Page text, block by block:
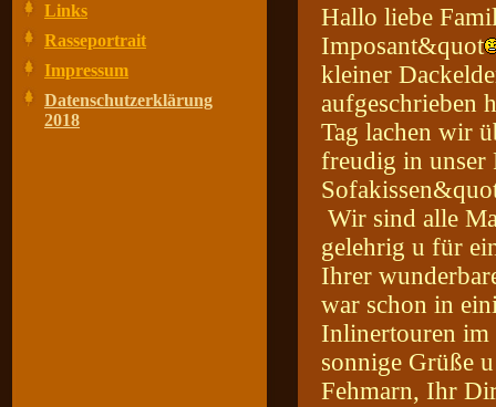
Links
Rasseportrait
Impressum
Datenschutzerklärung
2018
Hallo liebe
Imposant&quot
kleiner
aufgeschrieben
Tag lachen wir
freudig in unser
Wir sind alle
gelehrig u für
Ihrer
war schon in
Inlinertouren im
sonnige Grüße
Fehmarn, Ihr